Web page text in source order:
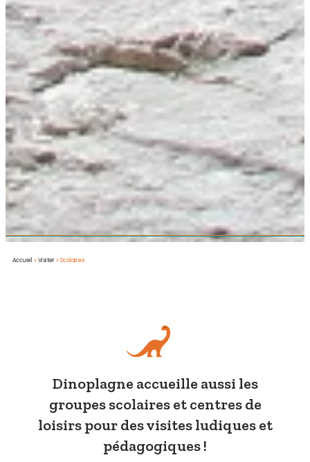
Accueil »Visiter»Scolaires
Dinoplagne accueille aussi les
groupes scolaires et centres de
loisirs pour des visites ludiques et
pédagogiques !